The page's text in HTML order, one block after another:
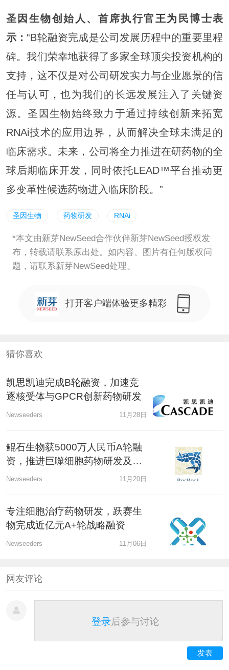
圣因生物创始人、首席执行官 王为 民博士表
示：“B轮融资完成是公司发展历程中的重要里程
碑。我们荣幸地获得了多家全球顶尖投资机构的
支持，这不仅是对公司研发实力与企业愿景的信
任与认可，也为我们的长远发展注入了关键资
源。圣因生物始终致力于通过持续创新来拓宽
RNAi技术的应用边界，从而解决全球未满足的
临床需求。未来，公司将全力推进在研药物的全
球后期临床开发，同时依托LEAD™平台推动更
多变革性候选药物进入临床阶段。”
圣因生物 药物研发 RNAi
*本文由新芽NewSeed合作伙伴新芽NewSeed授权发
布，转载请联系原出处。如内容、图片有任何版权问
题，请联系新芽NewSeed处理。
打开客户端体验更多精彩
猜你喜欢
凯思凯迪完成B轮融资，加速竞
逐核受体与GPCR创新药物研发
Newseeders 11月28日
鲲石生物获5000万人民币A轮融
资，推进巨噬细胞药物研发及临
床转化
Newseeders 11月20日
专注细胞治疗药物研发，跃赛生
物完成近亿元A+轮战略融资
Newseeders 11月06日
网友评论
登录后参与讨论
发表